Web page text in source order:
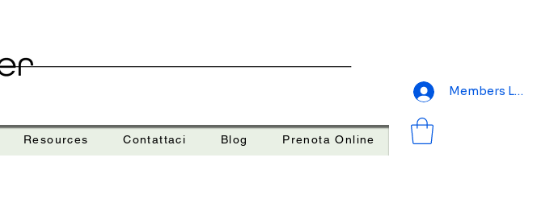
Resources Contattaci Blog Prenota Online
Members